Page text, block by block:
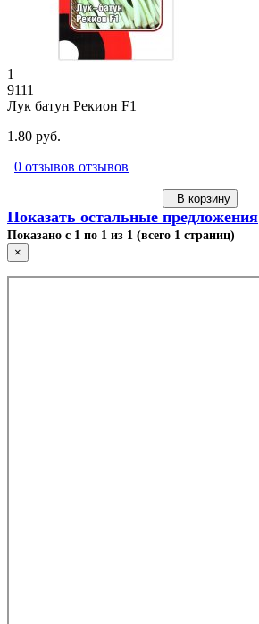
1
9111
Лук батун Рекион F1
1.80 руб.
0 отзывов отзывов
В корзину
Показать остальные предложения
Показано с 1 по 1 из 1 (всего 1 страниц)
×